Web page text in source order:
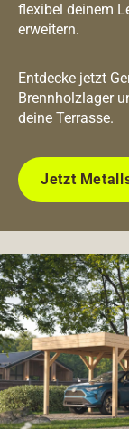
flexibel deinem
erweitern.
Entdecke jetzt
Brennholzlager
deine Terrasse.
Jetzt